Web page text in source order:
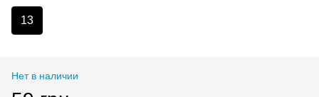
13
Нет в наличии